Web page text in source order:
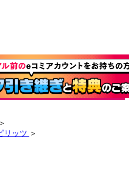
＞
リッツ ＞